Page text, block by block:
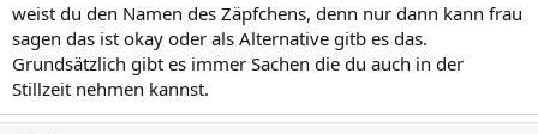
weist du den Namen des Zäpfchens, denn nur dann kann frau
sagen das ist okay oder als Alternative gitb es das.
Grundsätzlich gibt es immer Sachen die du auch in der
Stillzeit nehmen kannst.